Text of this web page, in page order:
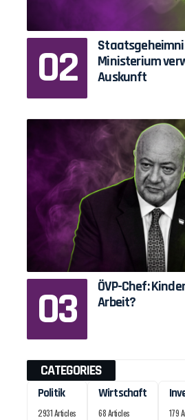
Ministerium
Auskunft
ÖVP-Chef:
Arbeit?
CATEGORIES
Politik
2931 Articles
Wirtschaft
68 Articles 179